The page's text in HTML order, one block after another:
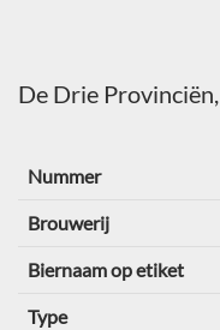
De Drie Provinciën,
Nummer
Brouwerij
Biernaam op etiket
Type